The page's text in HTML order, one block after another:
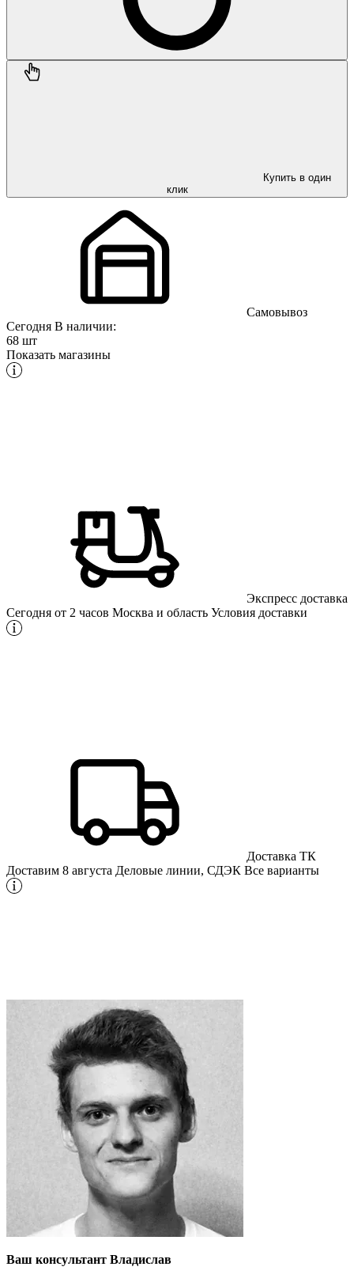
Купить в один
клик
Самовывоз
Сегодня В наличии:
68 шт
Показать магазины
Экспресс доставка
Сегодня от 2 часов Москва и область Условия доставки
Доставка ТК
Доставим 8 августа Деловые линии, СДЭК Все варианты
Ваш консультант Владислав